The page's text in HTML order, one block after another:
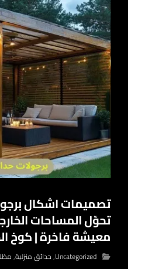
تصميمات اشكال
تحوّل المساحات
معيشة فاخرة | كوخ
Uncategorized
,حدائق منزلية,